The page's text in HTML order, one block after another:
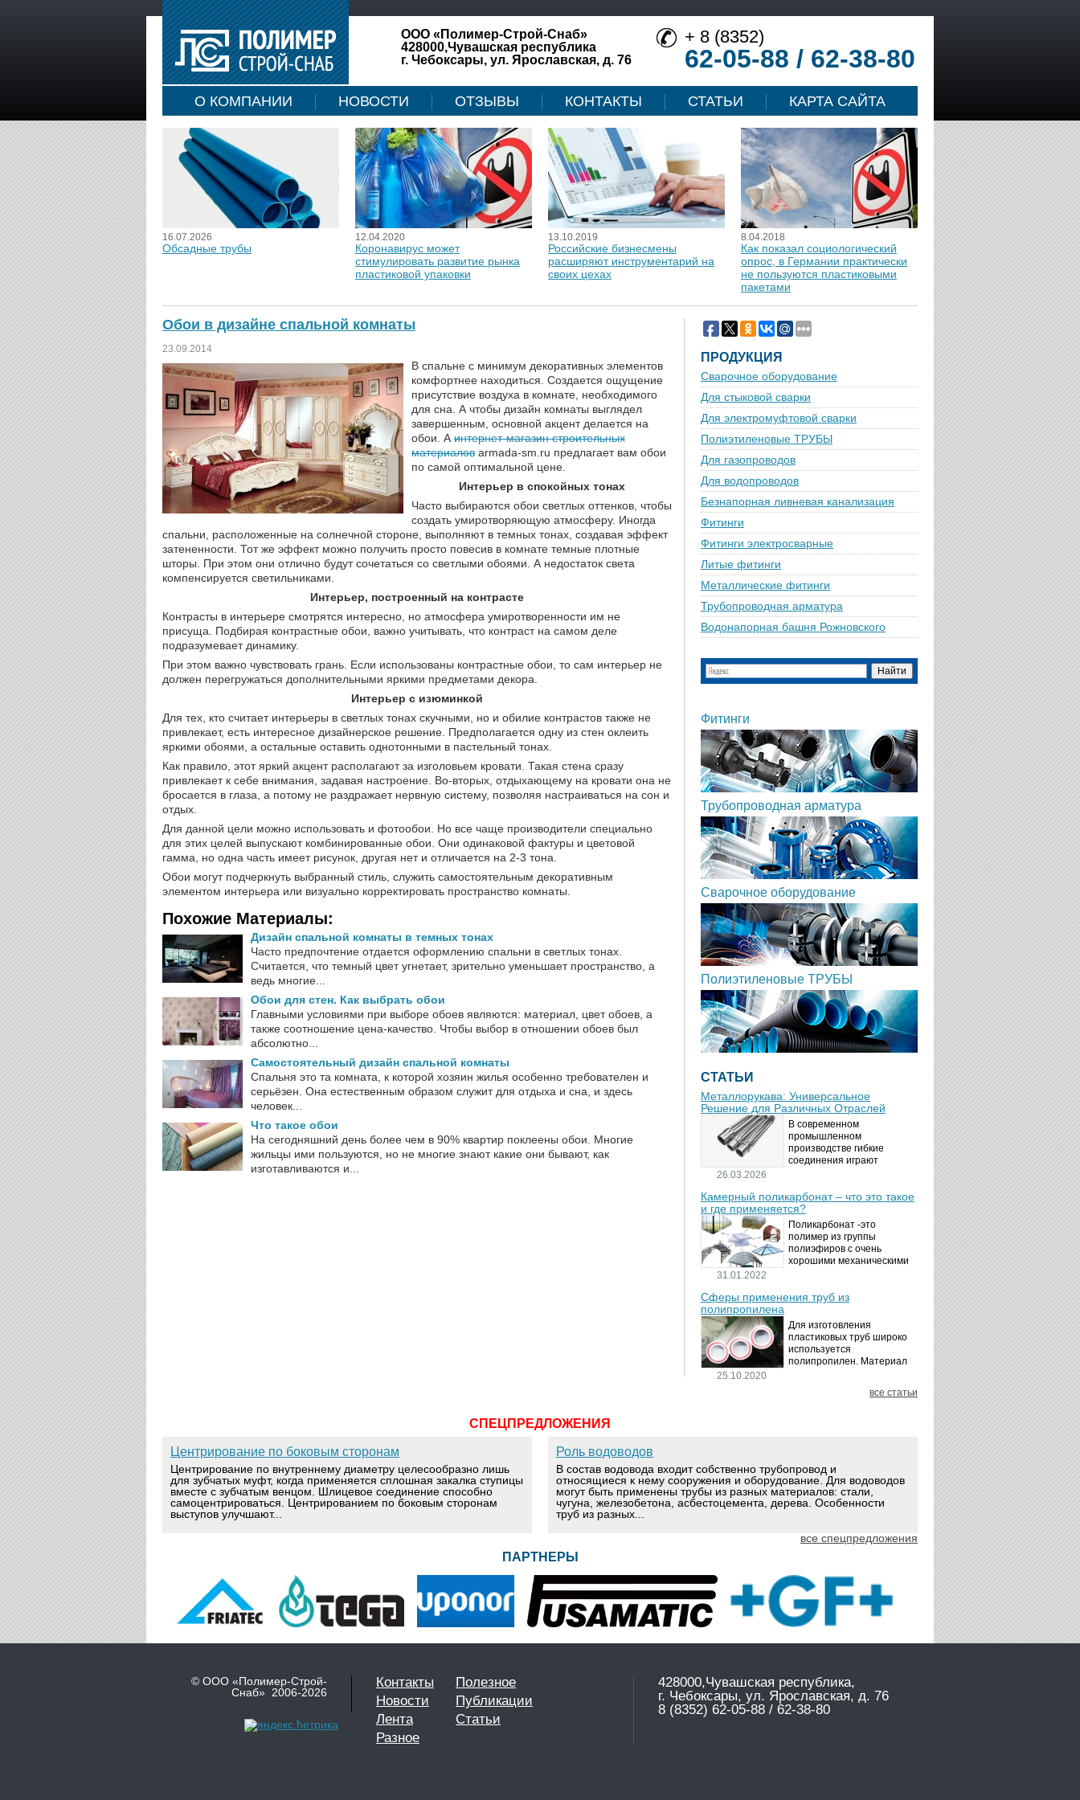
ООО «Полимер-Строй-Снаб»
428000,Чувашская республика
г. Чебоксары, ул. Ярославская, д. 76
+ 8 (8352)
62-05-88 / 62-38-80
О КОМПАНИИ НОВОСТИ ОТЗЫВЫ КОНТАКТЫ СТАТЬИ КАРТА САЙТА
16.07.2026
Обсадные трубы
12.04.2020
Коронавирус может
стимулировать развитие рынка
пластиковой упаковки
13.10.2019
Российские бизнесмены
расширяют инструментарий на
своих цехах
8.04.2018
Как показал социологический
опрос, в Германии практически
не пользуются пластиковыми
пакетами
Обои в дизайне спальной комнаты
23.09.2014
В спальне с минимум декоративных элементов
комфортнее находиться. Создается ощущение
присутствие воздуха в комнате, необходимого
для сна. А чтобы дизайн комнаты выглядел
завершенным, основной акцент делается на
обои. А интернет-магазин строительных
материалов armada-sm.ru предлагает вам обои
по самой оптимальной цене.
Интерьер в спокойных тонах
Часто выбираются обои светлых оттенков, чтобы
создать умиротворяющую атмосферу. Иногда
спальни, расположенные на солнечной стороне, выполняют в темных тонах, создавая эффект
затененности. Тот же эффект можно получить просто повесив в комнате темные плотные
шторы. При этом они отлично будут сочетаться со светлыми обоями. А недостаток света
компенсируется светильниками.
Интерьер, построенный на контрасте
Контрасты в интерьере смотрятся интересно, но атмосфера умиротворенности им не
присуща. Подбирая контрастные обои, важно учитывать, что контраст на самом деле
подразумевает динамику.
При этом важно чувствовать грань. Если использованы контрастные обои, то сам интерьер не
должен перегружаться дополнительными яркими предметами декора.
Интерьер с изюминкой
Для тех, кто считает интерьеры в светлых тонах скучными, но и обилие контрастов также не
привлекает, есть интересное дизайнерское решение. Предполагается одну из стен оклеить
яркими обоями, а остальные оставить однотонными в пастельный тонах.
Как правило, этот яркий акцент располагают за изголовьем кровати. Такая стена сразу
привлекает к себе внимания, задавая настроение. Во-вторых, отдыхающему на кровати она не
бросается в глаза, а потому не раздражает нервную систему, позволяя настраиваться на сон и
отдых.
Для данной цели можно использовать и фотообои. Но все чаще производители специально
для этих целей выпускают комбинированные обои. Они одинаковой фактуры и цветовой
гамма, но одна часть имеет рисунок, другая нет и отличается на 2-3 тона.
Обои могут подчеркнуть выбранный стиль, служить самостоятельным декоративным
элементом интерьера или визуально корректировать пространство комнаты.
Похожие Материалы:
Дизайн спальной комнаты в темных тонах
Часто предпочтение отдается оформлению спальни в светлых тонах.
Считается, что темный цвет угнетает, зрительно уменьшает пространство, а
ведь многие...
Обои для стен. Как выбрать обои
Главными условиями при выборе обоев являются: материал, цвет обоев, а
также соотношение цена-качество. Чтобы выбор в отношении обоев был
абсолютно...
Самостоятельный дизайн спальной комнаты
Спальня это та комната, к которой хозяин жилья особенно требователен и
серьёзен. Она естественным образом служит для отдыха и сна, и здесь
человек...
Что такое обои
На сегодняшний день более чем в 90% квартир поклеены обои. Многие
жильцы ими пользуются, но не многие знают какие они бывают, как
изготавливаются и...
ПРОДУКЦИЯ
Сварочное оборудование
Для стыковой сварки
Для электромуфтовой сварки
Полиэтиленовые ТРУБЫ
Для газопроводов
Для водопроводов
Безнапорная ливневая канализация
Фитинги
Фитинги электросварные
Литые фитинги
Металлические фитинги
Трубопроводная арматура
Водонапорная башня Рожновского
Фитинги
Трубопроводная арматура
Сварочное оборудование
Полиэтиленовые ТРУБЫ
СТАТЬИ
Металлорукава: Универсальное
Решение для Различных Отраслей
26.03.2026
В современном
промышленном
производстве гибкие
соединения играют
безопасности
технологических процессов.
Металлорукава
представляют собой
универсальные...
Камерный поликарбонат – что это такое
и где применяется?
31.01.2022
Поликарбонат -это
полимер из группы
полиэфиров с очень
хорошими механическими
аморфный, с хорошей
высокой прозрачностью
материал идеально
подходит для...
Сферы применения труб из
полипропилена
25.10.2020
Для изготовления
пластиковых труб широко
используется
полипропилен. Материал
невосприимчив к коррозии,
все статьи
СПЕЦПРЕДЛОЖЕНИЯ
Центрирование по боковым сторонам
Центрирование по внутреннему диаметру целесообразно лишь
для зубчатых муфт, когда применяется сплошная закалка ступицы
вместе с зубчатым венцом. Шлицевое соединение способно
самоцентрироваться. Центрированием по боковым сторонам
выступов улучшают...
Роль водоводов
В состав водовода входит собственно трубопровод и
относящиеся к нему сооружения и оборудование. Для водоводов
могут быть применены трубы из разных материалов: стали,
чугуна, железобетона, асбестоцемента, дерева. Особенности
труб из разных...
все спецпредложения
ПАРТНЕРЫ
© ООО «Полимер-Строй-
Снаб» 2006-2026
Контакты
Новости
Лента
Полезное
Публикации
Статьи
Разное
428000,Чувашская республика,
г. Чебоксары, ул. Ярославская, д. 76
8 (8352) 62-05-88 / 62-38-80